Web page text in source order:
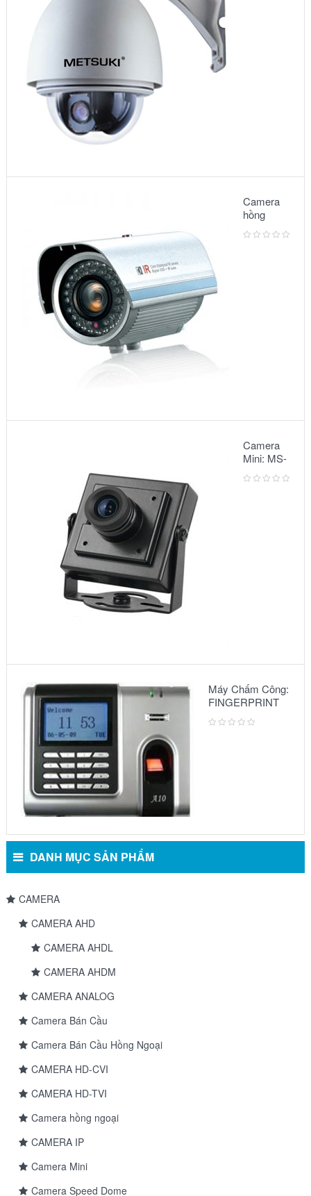
Camera
hồng
ngoại:
Model
Camera
Mini: MS-
5068
Máy Chấm Công:
FINGERPRINT
A10
DANH MỤC SẢN PHẨM
CAMERA
CAMERA AHD
CAMERA AHDL
CAMERA AHDM
CAMERA ANALOG
Camera Bán Cầu
Camera Bán Cầu Hồng Ngoại
CAMERA HD-CVI
CAMERA HD-TVI
Camera hồng ngoại
CAMERA IP
Camera Mini
Camera Speed Dome